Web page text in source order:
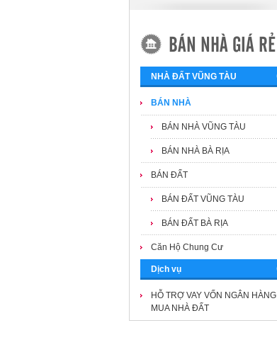
BÁN NHÀ GIÁ RẺ
NHÀ ĐẤT VŨNG TÀU
BÁN NHÀ
BÁN NHÀ VŨNG TÀU
BÁN NHÀ BÀ RỊA
BÁN ĐẤT
BÁN ĐẤT VŨNG TÀU
BÁN ĐẤT BÀ RỊA
Căn Hộ Chung Cư
Dịch vụ
HỖ TRỢ VAY VỐN NGÂN HÀNG
MUA NHÀ ĐẤT